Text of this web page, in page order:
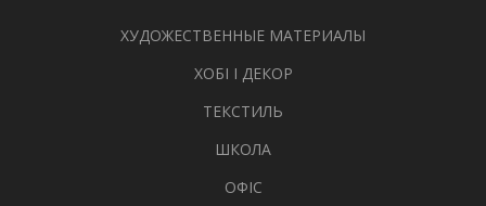
ХУДОЖЕСТВЕННЫЕ МАТЕРИАЛЫ
ХОБІ І ДЕКОР
ТЕКСТИЛЬ
ШКОЛА
ОФІС